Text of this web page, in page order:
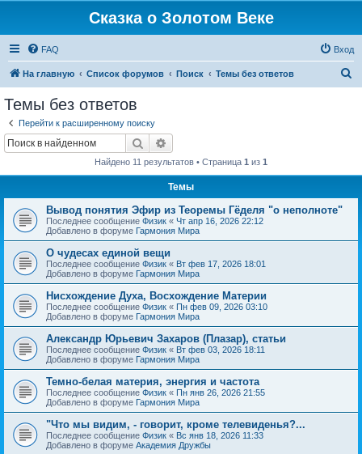
Сказка о Золотом Веке
FAQ Вход
На главную Список форумов Поиск Темы без ответов
Темы без ответов
Перейти к расширенному поиску
Поиск
Найдено 11 результатов • Страница 1 из 1
Темы
Вывод понятия Эфир из Теоремы Гёделя "о неполноте"
Последнее сообщение Физик « Чт апр 16, 2026 22:12
Добавлено в форуме Гармония Мира
О чудесах единой вещи
Последнее сообщение Физик « Вт фев 17, 2026 18:01
Добавлено в форуме Гармония Мира
Нисхождение Духа, Восхождение Материи
Последнее сообщение Физик « Пн фев 09, 2026 03:10
Добавлено в форуме Гармония Мира
Александр Юрьевич Захаров (Плазар), статьи
Последнее сообщение Физик « Вт фев 03, 2026 18:11
Добавлено в форуме Гармония Мира
Темно-белая материя, энергия и частота
Последнее сообщение Физик « Пн янв 26, 2026 21:55
Добавлено в форуме Гармония Мира
"Что мы видим, - говорит, кроме телевиденья?...
Последнее сообщение Физик « Вс янв 18, 2026 11:33
Добавлено в форуме Академия Дружбы